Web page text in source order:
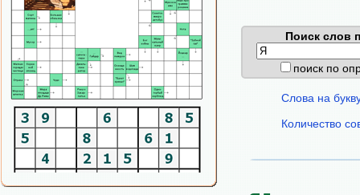
Поиск слов
поиск по
Слова на
Количество